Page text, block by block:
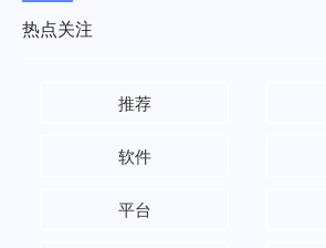
热点关注
推荐
软件
平台